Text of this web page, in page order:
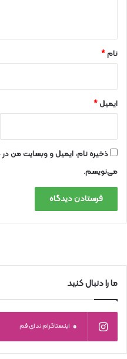
نام*
ایمیل*
ذخیره نام، ایمیل و وبسایت من در
می‌نویسم.
ما را دنبال کنید
0 اینستاگرام ندای قم